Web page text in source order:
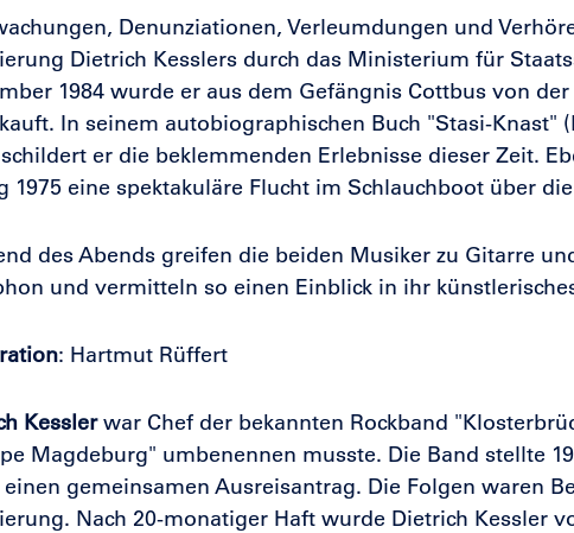
Denunziationen, Verleumdungen und
Dietrich Kesslers durch das Ministerium für
1984 wurde er aus dem Gefängnis Cottbus von
In seinem autobiographischen Buch "Stasi-Knast"
er die beklemmenden Erlebnisse dieser Zeit.
1975 eine spektakuläre Flucht im Schlauchboot über
des Abends greifen die beiden Musiker zu Gitarre
und vermitteln so einen Einblick in ihr
: Hartmut Rüffert
Kesslerwar Chef der bekannten Rockband
Magdeburg" umbenennen musste. Die Band stellte
einen gemeinsamen Ausreisantrag. Die Folgen waren
Nach 20-monatiger Haft wurde Dietrich Kessler